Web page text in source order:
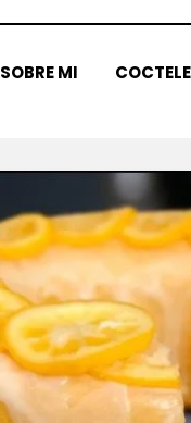
SOBRE MI